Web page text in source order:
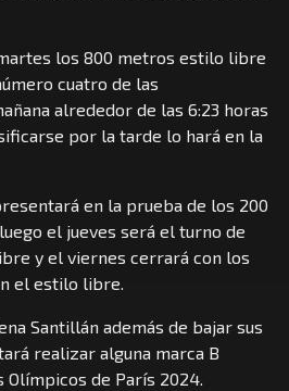
los 800 metros estilo libre
cuatro de las
alrededor de las 6:23 horas
por la tarde lo hará en la
en la prueba de los 200
el jueves será el turno de
y el viernes cerrará con los
el estilo libre.
Santillán además de bajar sus
realizar alguna marca B
Olímpicos de París 2024.